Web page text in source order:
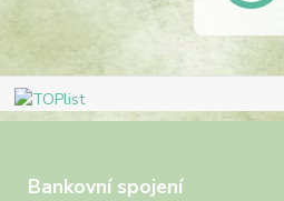
Bankovní spojení